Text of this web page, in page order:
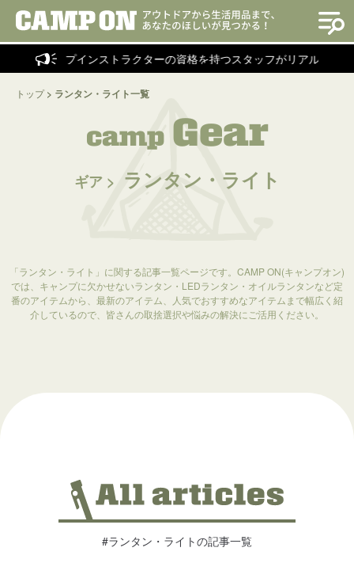
キャンプインストラクターの資格を持つスタッフがリアルに評価し
トップ> ランタン・ライト一覧
camp Gear
ギア > ランタン・ライト
「ランタン・ライト」に関する記事一覧ページです。CAMP ON(キャンプオン)
では、キャンプに欠かせないランタン・LEDランタン・オイルランタンなど定
番のアイテムから、最新のアイテム、人気でおすすめなアイテムまで幅広く紹
介しているので、皆さんの取捨選択や悩みの解決にご活用ください。
#ランタン・ライトの記事一覧